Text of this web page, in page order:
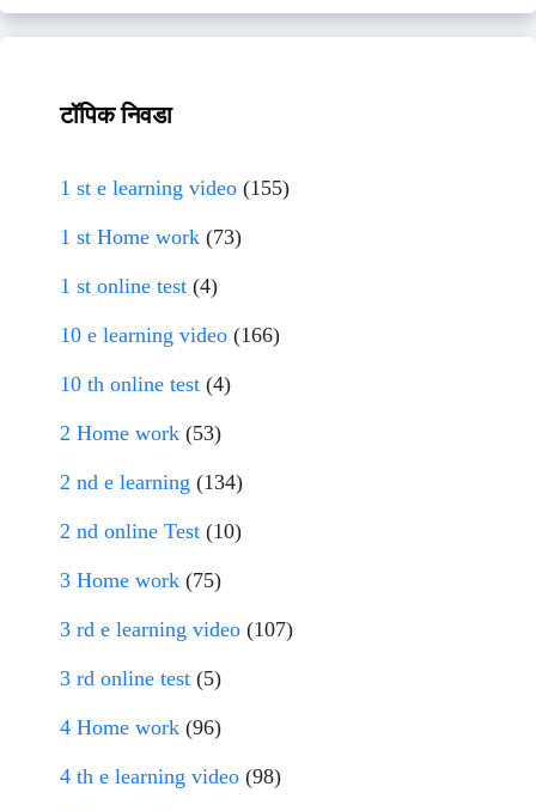
टॉपिक निवडा
1 st e learning video (155)
1 st Home work (73)
1 st online test (4)
10 e learning video (166)
10 th online test (4)
2 Home work (53)
2 nd e learning (134)
2 nd online Test (10)
3 Home work (75)
3 rd e learning video (107)
3 rd online test (5)
4 Home work (96)
4 th e learning video (98)